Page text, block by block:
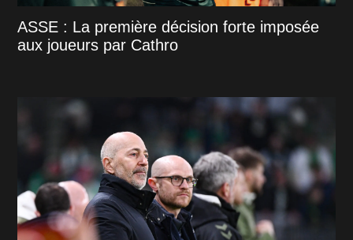
ASSE : La première décision forte imposée
aux joueurs par Cathro